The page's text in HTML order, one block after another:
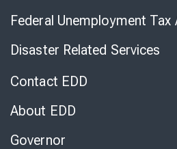
Federal Unemployment Tax
Disaster Related Services
Contact EDD
About EDD
Governor